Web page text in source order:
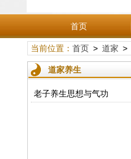
首页
当前位置： 首页> 道家 >
道家养生
老子养生思想与气功